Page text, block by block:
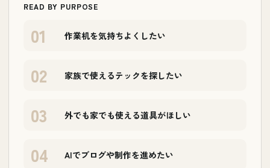
READ BY PURPOSE
01 作業机を気持ちよくしたい
02 家族で使えるテックを探したい
03 外でも家でも使える道具がほしい
04 AIでブログや制作を進めたい